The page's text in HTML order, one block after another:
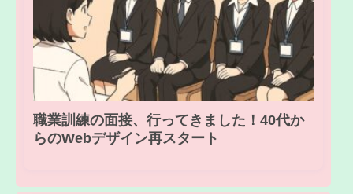
職業訓練の面接、行ってきました！40代か
らのWebデザイン再スタート